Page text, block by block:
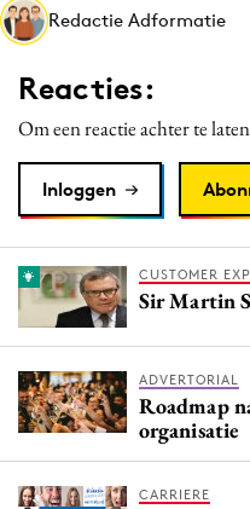
Redactie Adformatie
Reacties:
Om een reactie achter te
Inloggen
CUSTOMER
Sir Martin
ADVERTORIAL
Roadmap
organisatie
CARRIERE